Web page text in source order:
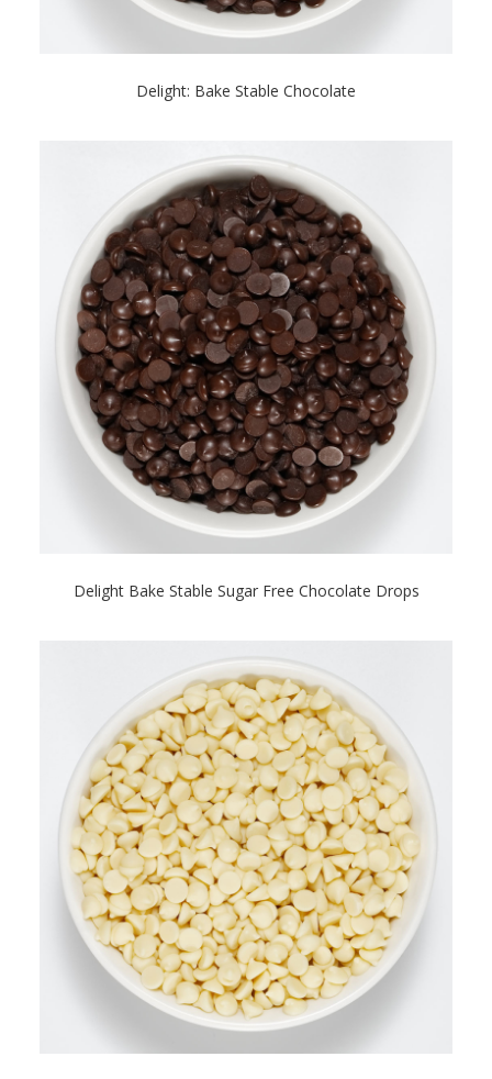
Delight: Bake Stable Chocolate
Delight Bake Stable Sugar Free Chocolate Drops